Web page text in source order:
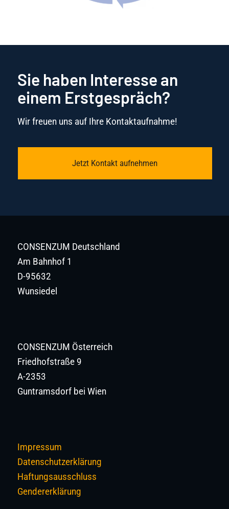
Sie haben Interesse an
einem Erstgespräch?
Wir freuen uns auf Ihre Kontaktaufnahme!
Jetzt Kontakt aufnehmen
CONSENZUM Deutschland
Am Bahnhof 1
D-95632
Wunsiedel
CONSENZUM Österreich
Friedhofstraße 9
A-2353
Guntramsdorf bei Wien
Impressum
Datenschutzerklärung
Haftungsausschluss
Gendererklärung